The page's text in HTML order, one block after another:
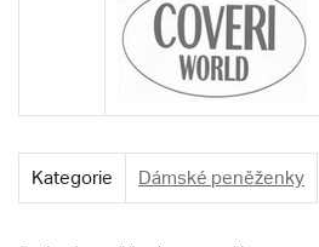
Kategorie Dámské peněženky